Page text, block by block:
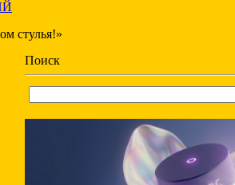
стулья!»
Поиск